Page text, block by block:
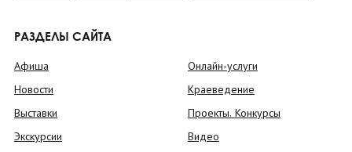
РАЗДЕЛЫ САЙТА
Афиша
Новости
Выставки
Экскурсии
Онлайн-услуги
Краеведение
Проекты. Конкурсы
Видео